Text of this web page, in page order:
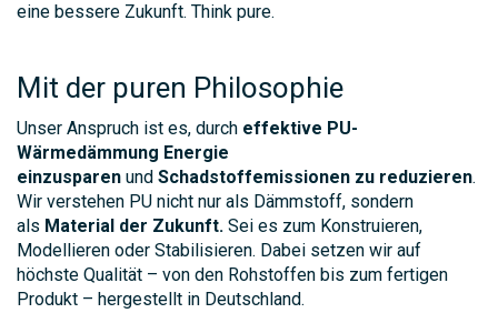
eine bessere Zukunft. Think pure.
Mit der puren Philosophie
Unser Anspruch ist es, durch effektive PU-
Wärmedämmung Energie
einzusparen und Schadstoffemissionen zu reduzieren.
Wir verstehen PU nicht nur als Dämmstoff, sondern
als Material der Zukunft. Sei es zum Konstruieren,
Modellieren oder Stabilisieren. Dabei setzen wir auf
höchste Qualität – von den Rohstoffen bis zum fertigen
Produkt – hergestellt in Deutschland.